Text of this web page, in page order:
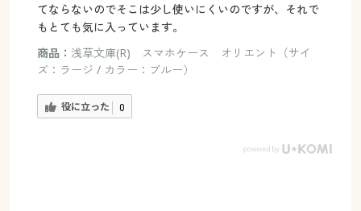
てならないのでそこは少し使いにくいのですが、それで
もとても気に入っています。
商品： 浅草文庫(R) スマホケース オリエント（サイ
ズ：ラージ / カラー：ブルー）
役に立った 0